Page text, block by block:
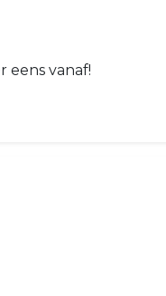
eens vanaf!